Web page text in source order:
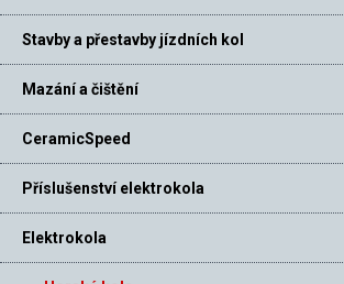
Schwalbe Nobby Nic TLE
29×2.4″
Zadní plášť
Stavby a přestavby jízdních kol
Mazání a čištění
CeramicSpeed
Příslušenství elektrokola
Elektrokola